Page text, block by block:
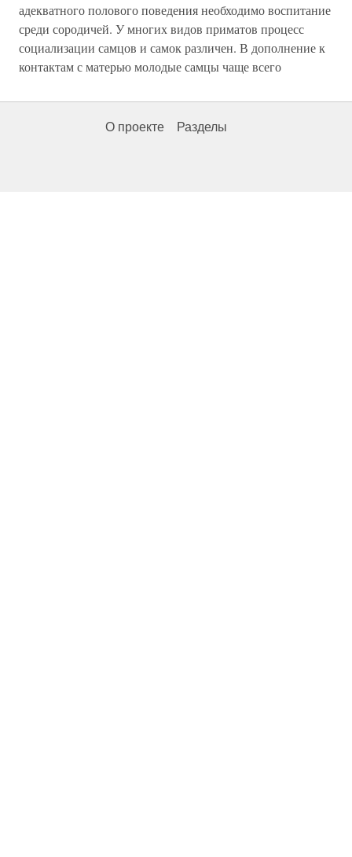
адекватного полового поведения необходимо воспитание
среди сородичей. У многих видов приматов процесс
социализации самцов и самок различен. В дополнение к
контактам с матерью молодые самцы чаще всего
О проекте Разделы